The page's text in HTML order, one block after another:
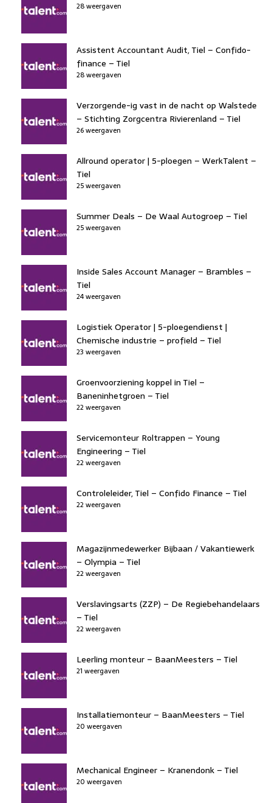
28 weergaven
Assistent Accountant Audit, Tiel – Confido-
finance – Tiel
28 weergaven
Verzorgende-ig vast in de nacht op Walstede
– Stichting Zorgcentra Rivierenland – Tiel
26 weergaven
Allround operator | 5-ploegen – WerkTalent –
Tiel
25 weergaven
Summer Deals – De Waal Autogroep – Tiel
25 weergaven
Inside Sales Account Manager – Brambles –
Tiel
24 weergaven
Logistiek Operator | 5-ploegendienst |
Chemische industrie – profield – Tiel
23 weergaven
Groenvoorziening koppel in Tiel –
Baneninhetgroen – Tiel
22 weergaven
Servicemonteur Roltrappen – Young
Engineering – Tiel
22 weergaven
Controleleider, Tiel – Confido Finance – Tiel
22 weergaven
Magazijnmedewerker Bijbaan / Vakantiewerk
– Olympia – Tiel
22 weergaven
Verslavingsarts (ZZP) – De Regiebehandelaars
– Tiel
22 weergaven
Leerling monteur – BaanMeesters – Tiel
21 weergaven
Installatiemonteur – BaanMeesters – Tiel
20 weergaven
Mechanical Engineer – Kranendonk – Tiel
20 weergaven